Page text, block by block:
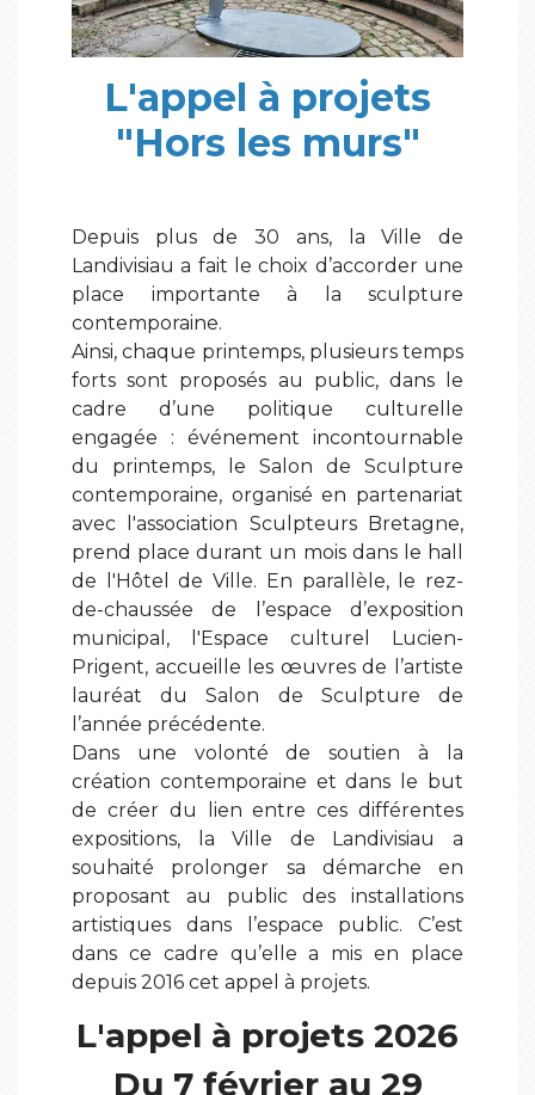
L'appel à projets
"Hors les murs"
Depuis plus de 30 ans, la Ville de
Landivisiau a fait le choix d’accorder une
place importante à la sculpture
contemporaine.
Ainsi, chaque printemps, plusieurs temps
forts sont proposés au public, dans le
cadre d’une politique culturelle
engagée : événement incontournable
du printemps, le Salon de Sculpture
contemporaine, organisé en partenariat
avec l'association Sculpteurs Bretagne,
prend place durant un mois dans le hall
de l'Hôtel de Ville. En parallèle, le rez-
de-chaussée de l’espace d’exposition
municipal, l'Espace culturel Lucien-
Prigent, accueille les œuvres de l’artiste
lauréat du Salon de Sculpture de
l’année précédente.
Dans une volonté de soutien à la
création contemporaine et dans le but
de créer du lien entre ces différentes
expositions, la Ville de Landivisiau a
souhaité prolonger sa démarche en
proposant au public des installations
artistiques dans l’espace public. C’est
dans ce cadre qu’elle a mis en place
depuis 2016 cet appel à projets.
L'appel à projets 2026
Du 7 février au 29